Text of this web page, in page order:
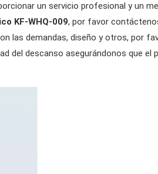
un servicio profesional y un
KF-WHQ-009, por favor
las demandas, diseño y otros, por
del descanso asegurándonos que el